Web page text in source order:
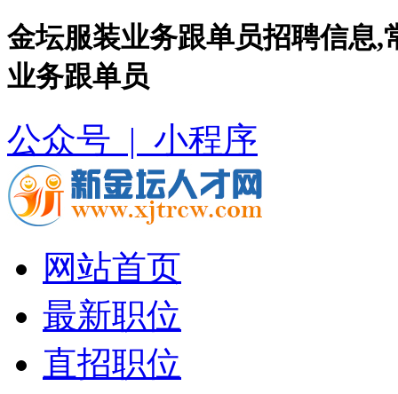
金坛服装业务跟单员招聘信息
业务跟单员
公众号 | 小程序
网站首页
最新职位
直招职位